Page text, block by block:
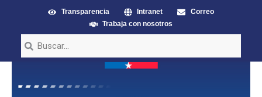
Transparencia Intranet
Correo
Trabaja con nosotros